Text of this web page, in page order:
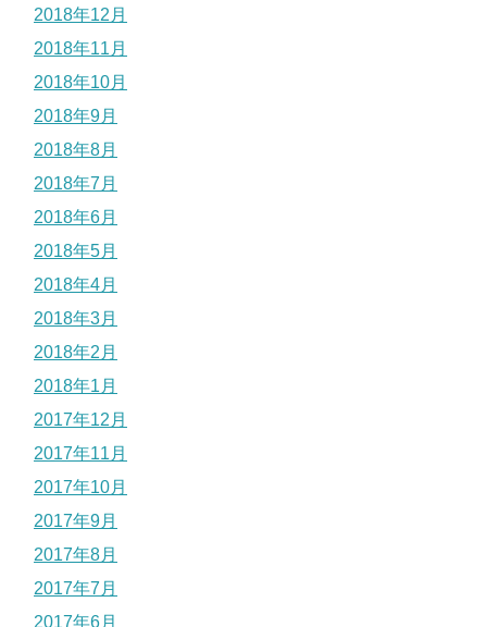
2018年12月
2018年11月
2018年10月
2018年9月
2018年8月
2018年7月
2018年6月
2018年5月
2018年4月
2018年3月
2018年2月
2018年1月
2017年12月
2017年11月
2017年10月
2017年9月
2017年8月
2017年7月
2017年6月